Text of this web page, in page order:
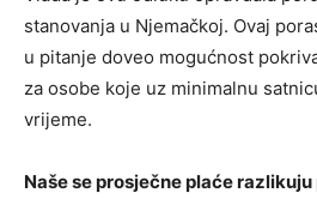
stanovanja u Njemačkoj. Ovaj
u pitanje doveo mogućnost
za osobe koje uz minimalnu
vrijeme.
Naše se prosječne plaće